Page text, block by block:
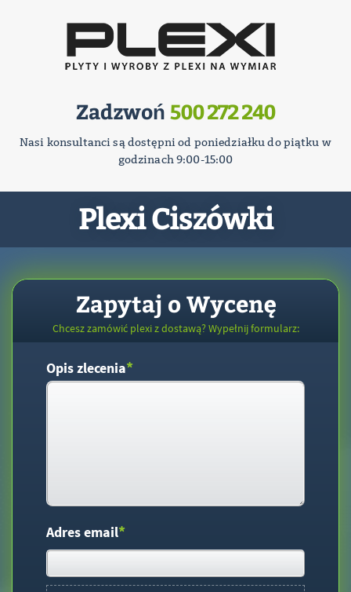
Zadzwoń 500 272 240
Nasi konsultanci są dostępni od poniedziałku do piątku w
godzinach 9:00-15:00
Plexi Ciszówki
Zapytaj o Wycenę
Chcesz zamówić plexi z dostawą? Wypełnij formularz:
Opis zlecenia*
Adres email*